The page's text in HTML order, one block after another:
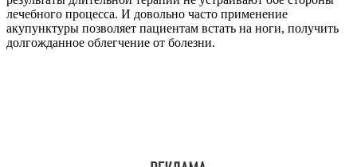
лечебного процесса. И довольно часто применение
акупунктуры позволяет пациентам встать на ноги, получить
долгожданное облегчение от болезни.